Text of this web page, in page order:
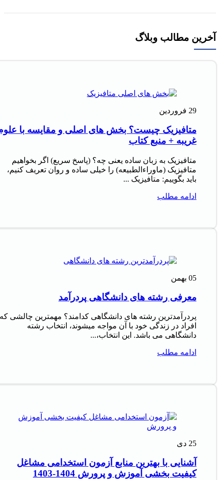
آخرین مطالب وبلاگ
29 فروردین
متافیزیک چیست؟ بخش های اصلی و مقایسه با
غریبه + منبع کتاب
متافیزیک به زبان ساده یعنی چه؟ (پاسخ سریع) اگر بخواهیم
متافیزیک (ماوراءالطبیعه) را خیلی ساده و روان تعریف کنیم،
باید بگوییم: متافیزیک ...
ادامه مطلب
05 بهمن
معرفی رشته های دانشگاهی پردرآمد
پردرآمدترین رشته های دانشگاهی کدامند؟ مهمترین چالشی که
افراد در زندگی خود با آن مواجه میشوند، انتخاب رشته
دانشگاهی می باشد. این انتخاب،...
ادامه مطلب
25 دی
آشنایی با بهترین منابع آزمون استخدامی مشاغل
کیفیت بخشی آموزش و پرورش 1404-1403